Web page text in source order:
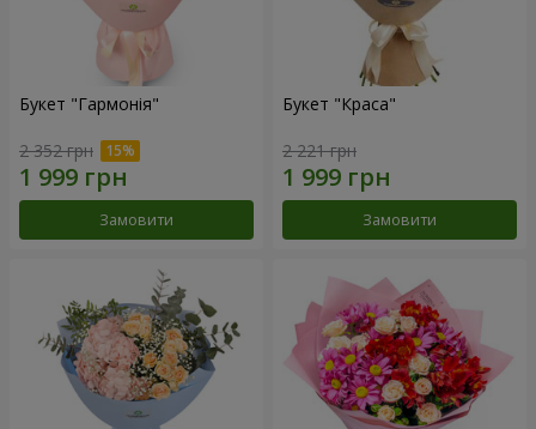
Букет "Гармонія"
2 352 грн
Замовити
Букет "Краса"
2 221 грн
Замовити